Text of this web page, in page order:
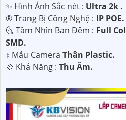
✨ Hình Ảnh Sắc nét : Ultra 2k .
®️ Trang Bị Công Nghệ : IP POE.
🌜 Tầm Nhìn Ban Đêm : Full
SMD.
↕️ Mẫu Camera Thân Plastic.
️💠 Khả Năng : Thu Âm.